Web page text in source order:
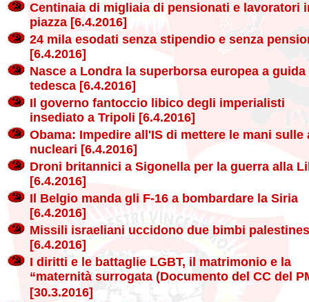
Centinaia di migliaia di pensionati e lavoratori
piazza [6.4.2016]
24 mila esodati senza stipendio e senza
[6.4.2016]
Nasce a Londra la superborsa europea a guida
tedesca [6.4.2016]
Il governo fantoccio libico degli imperialisti
insediato a Tripoli [6.4.2016]
Obama: Impedire all'IS di mettere le mani sulle
nucleari [6.4.2016]
Droni britannici a Sigonella per la guerra alla
[6.4.2016]
Il Belgio manda gli F-16 a bombardare la Siria
[6.4.2016]
Missili israeliani uccidono due bimbi
[6.4.2016]
I diritti e le battaglie LGBT, il matrimonio e la
“maternità surrogata (Documento del CC del
[30.3.2016]